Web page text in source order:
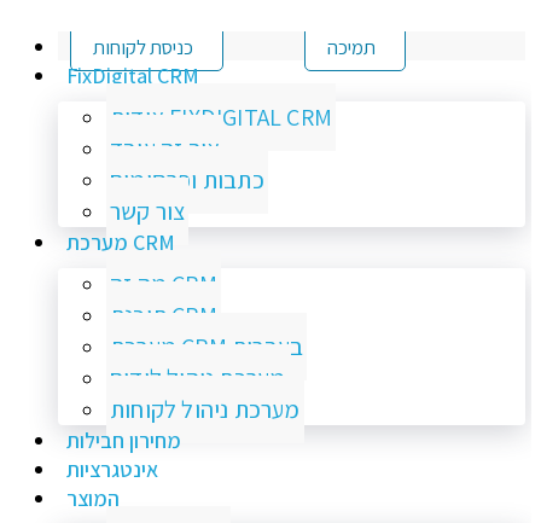
FixDigital CRM
אודות FIXDIGITAL CRM
איך זה עובד
כתבות ופרסומים
צור קשר
מערכת CRM
מה זה CRM
תוכנת CRM
מערכת CRM בעברית
מערכת ניהול לידים
מערכת ניהול לקוחות
מחירון חבילות
אינטגרציות
המוצר